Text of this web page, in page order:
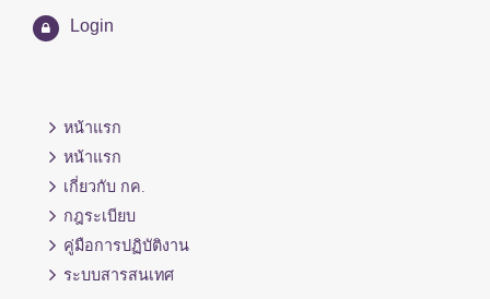
Login
หน้าแรก
หน้าแรก
เกี่ยวกับ กค.
กฎระเบียบ
คู่มือการปฏิบัติงาน
ระบบสารสนเทศ